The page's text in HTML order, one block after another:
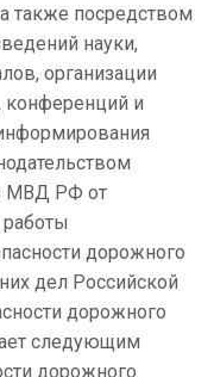
также посредством
науки,
организации
конференций и
МВД РФ от
дорожного
дел Российской
дорожного
следующим
дорожного